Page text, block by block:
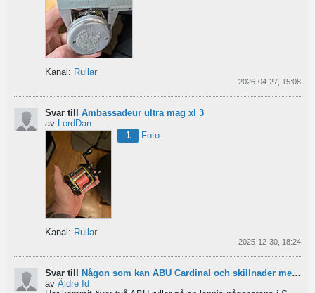
Kanal: Rullar
2026-04-27, 15:08
Svar till Ambassadeur ultra mag xl 3
av
LordDan
1
Foto
Kanal: Rullar
2025-12-30, 18:24
Svar till Någon som kan ABU Cardinal och skillnader mellan äldre rullar?
av Äldre Id